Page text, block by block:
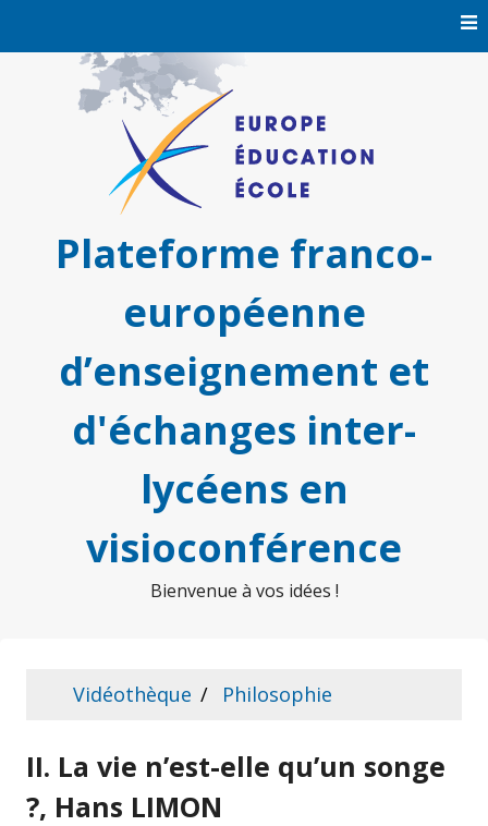
Plateforme franco-
européenne
d’enseignement et
d'échanges inter-
lycéens en
visioconférence
Bienvenue à vos idées !
Vidéothèque Philosophie
II. La vie n’est-elle qu’un songe
?, Hans LIMON